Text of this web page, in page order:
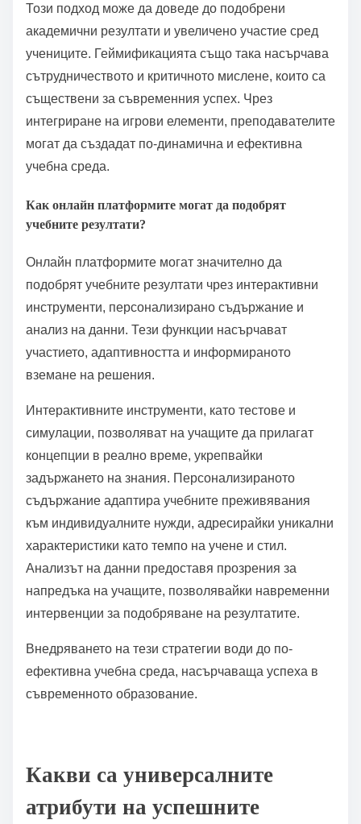
Този подход може да доведе до подобрени
академични резултати и увеличено участие сред
учениците. Геймификацията също така насърчава
сътрудничеството и критичното мислене, които са
съществени за съвременния успех. Чрез
интегриране на игрови елементи, преподавателите
могат да създадат по-динамична и ефективна
учебна среда.
Как онлайн платформите могат да подобрят
учебните резултати?
Онлайн платформите могат значително да
подобрят учебните резултати чрез интерактивни
инструменти, персонализирано съдържание и
анализ на данни. Тези функции насърчават
участието, адаптивността и информираното
вземане на решения.
Интерактивните инструменти, като тестове и
симулации, позволяват на учащите да прилагат
концепции в реално време, укрепвайки
задържането на знания. Персонализираното
съдържание адаптира учебните преживявания
към индивидуалните нужди, адресирайки уникални
характеристики като темпо на учене и стил.
Анализът на данни предоставя прозрения за
напредъка на учащите, позволявайки навременни
интервенции за подобряване на резултатите.
Внедряването на тези стратегии води до по-
ефективна учебна среда, насърчаваща успеха в
съвременното образование.